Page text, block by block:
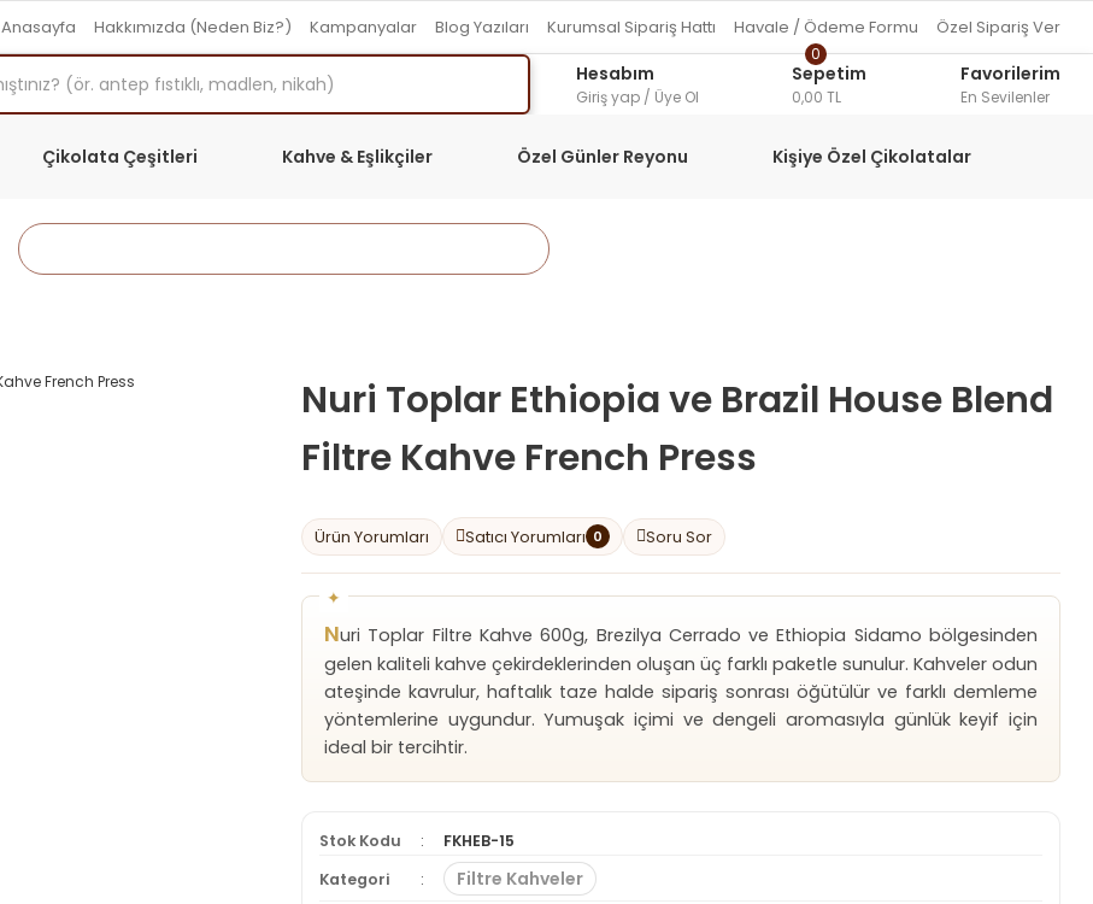
Anasayfa Hakkımızda (Neden Biz?) Kampanyalar Blog Yazıları Kurumsal Sipariş Hattı Havale / Ödeme Formu Özel Sipariş Ver
Hesabım
Giriş yap / Üye Ol
0
Sepetim
0,00 TL
Favorilerim
En Sevilenler
Çikolata Çeşitleri Kahve & Eşlikçiler Özel Günler Reyonu Kişiye Özel Çikolatalar
Nuri Toplar Ethiopia ve Brazil House Blend
Filtre Kahve French Press
Ürün Yorumları Satıcı Yorumları 0 Soru Sor
Nuri Toplar Filtre Kahve 600g, Brezilya Cerrado ve Ethiopia Sidamo bölgesinden
gelen kaliteli kahve çekirdeklerinden oluşan üç farklı paketle sunulur. Kahveler odun
ateşinde kavrulur, haftalık taze halde sipariş sonrası öğütülür ve farklı demleme
yöntemlerine uygundur. Yumuşak içimi ve dengeli aromasıyla günlük keyif için
ideal bir tercihtir.
Stok Kodu
FKHEB-15
Kategori
Filtre Kahveler